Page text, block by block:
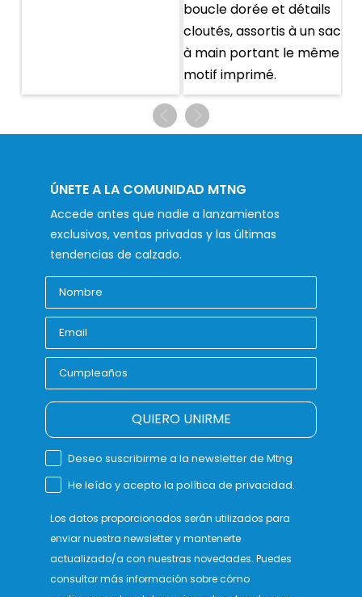
ÚNETE A LA COMUNIDAD MTNG
Accede antes que nadie a lanzamientos
exclusivos, ventas privadas y las últimas
tendencias de calzado.
QUIERO UNIRME
Deseo suscribirme a la newsletter de Mtng
He leído y acepto la política de privacidad.
Los datos proporcionados serán utilizados para
enviar nuestra newsletter y mantenerte
actualizado/a con nuestras novedades. Puedes
consultar más información sobre cómo